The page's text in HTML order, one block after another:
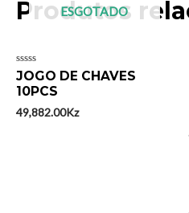
Produtos
ESGOTADO
Avaliação
0
de
JOGO DE CHAVES
10PCS
49,882.00Kz